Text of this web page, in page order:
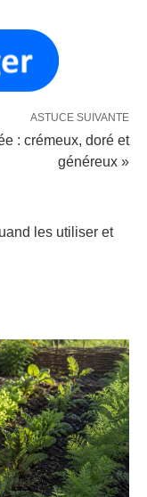
ASTUCE SUIVANTE
: crémeux, doré et
généreux »
les utiliser et